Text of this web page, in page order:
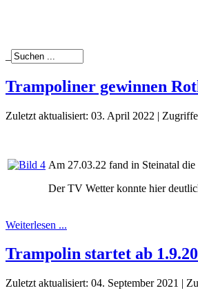
Trampoliner gewinnen
Zuletzt aktualisiert: 03. April 2022 |
Am 27.03.22 fand in Steinatal
Der TV Wetter konnte hier
Weiterlesen ...
Trampolin startet ab
Zuletzt aktualisiert: 04. September 2021 |